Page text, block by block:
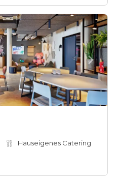
Hauseigenes Catering